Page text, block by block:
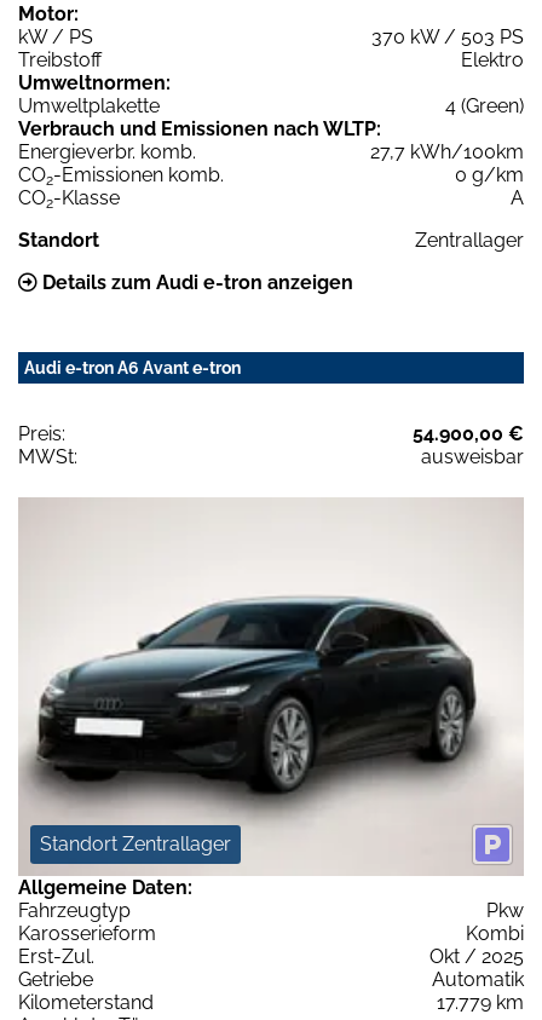
Motor:
kW / PS
370 kW / 503 PS
Treibstoff
Elektro
Umweltnormen:
Umweltplakette
4 (Green)
Verbrauch und Emissionen nach WLTP:
Energieverbr. komb.
27,7 kWh/100km
CO2-Emissionen komb.
0 g/km
CO2-Klasse
A
Standort
Zentrallager
Details zum Audi e-tron anzeigen
Audi e-tron A6 Avant e-tron
Preis:
54.900,00 €
MWSt:
ausweisbar
Standort Zentrallager
Allgemeine Daten:
Fahrzeugtyp
Pkw
Karosserieform
Kombi
Erst-Zul.
Okt / 2025
Getriebe
Automatik
Kilometerstand
17.779 km